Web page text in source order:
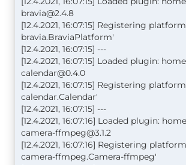
bravia@2.4.8
[12.4.2021, 16:07:15] Registering
bravia.BraviaPlatform'
[12.4.2021, 16:07:15] ---
[12.4.2021, 16:07:15] Loaded plugin:
calendar@0.4.0
[12.4.2021, 16:07:15] Registering
calendar.Calendar'
[12.4.2021, 16:07:15] ---
[12.4.2021, 16:07:16] Loaded plugin:
camera-ffmpeg@3.1.2
[12.4.2021, 16:07:16] Registering
camera-ffmpeg.Camera-ffmpeg'